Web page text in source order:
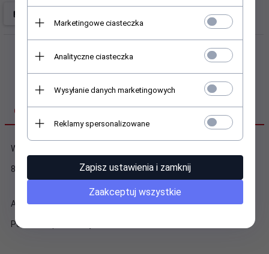
OPIS PRODUKTU
Wymiary:
86 x 150 x 140 mm
Akcesoria w zestawie:
Pozostałe parametry:
Marketingowe ciasteczka
Analityczne ciasteczka
Wysyłanie danych marketingowych
Reklamy spersonalizowane
Zapisz ustawienia i zamknij
Zaakceptuj wszystkie